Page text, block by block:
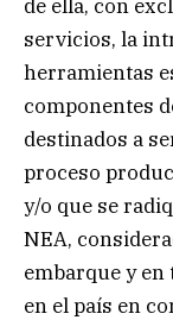
de ella, con
servicios, la
herramientas
componentes
destinados a
proceso
y/o que se
NEA,
embarque y
en el país en